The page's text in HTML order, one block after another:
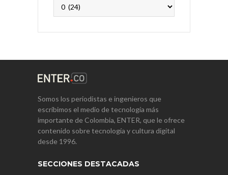
Somos los periodistas e ingenieros que
escribimos el medio de tecnología más
importante de Colombia, ENTER, que le ofrece
contenido sobre tecnología y cultura digital
desde 1996.
SECCIONES DESTACADAS